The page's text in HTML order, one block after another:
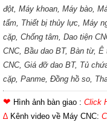
đột, Máy khoan, Máy bào,
tấm, Thiết bị thủy lực, Máy
cặp, Chống tâm, Dao tiện
CNC, Bầu dao BT, Bàn từ, Ê
CNC, Giá đỡ dao BT, Tủ
cặp, Panme, Đồng hồ so,
❤ Hình ảnh bàn giao : Click
∆ Kênh video về Máy CNC: